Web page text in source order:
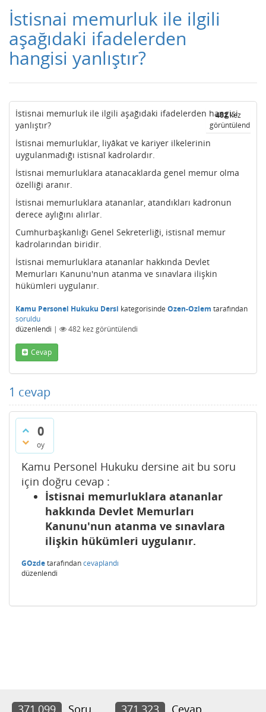
İstisnai memurluk ile ilgili
aşağıdaki ifadelerden
hangisi yanlıştır?
482kez
görüntülendi
İstisnai memurluk ile ilgili aşağıdaki ifadelerden hangisi
yanlıştır?
İstisnai memurluklar, liyâkat ve kariyer ilkelerinin
uygulanmadığı istisnaî kadrolardır.
İstisnai memurluklara atanacaklarda genel memur olma
özelliği aranır.
İstisnai memurluklara atananlar, atandıkları kadronun
derece aylığını alırlar.
Cumhurbaşkanlığı Genel Sekreterliği, istisnaî memur
kadrolarından biridir.
İstisnai memurluklara atananlar hakkında Devlet
Memurları Kanunu'nun atanma ve sınavlara ilişkin
hükümleri uygulanır.
Kamu Personel Hukuku Dersi kategorisinde Ozen-Ozlem tarafından
soruldu
düzenlendi | 482 kez görüntülendi
Cevap
1 cevap
0
oy
Kamu Personel Hukuku dersine ait bu soru
için doğru cevap :
İstisnai memurluklara atananlar
hakkında Devlet Memurları
Kanunu'nun atanma ve sınavlara
ilişkin hükümleri uygulanır.
GOzdetarafındancevaplandı
düzenlendi
371,099 Soru 371,323 Cevap